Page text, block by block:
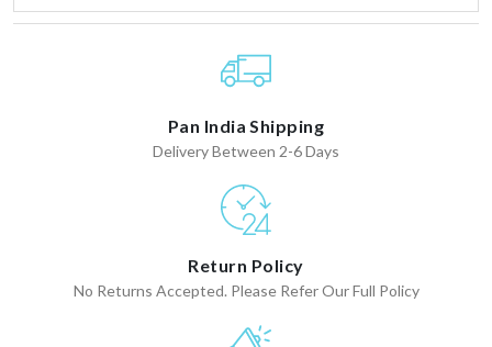
Pan India Shipping
Delivery Between 2-6 Days
Return Policy
No Returns Accepted. Please Refer Our Full Policy